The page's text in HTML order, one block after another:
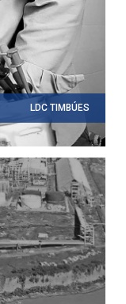
LDC TIMBÚES